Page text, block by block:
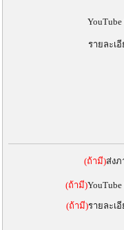
YouTube
รายละเ
(ถ้ามี)ส่งภ
(ถ้ามี)YouTube
(ถ้ามี)รายละเ